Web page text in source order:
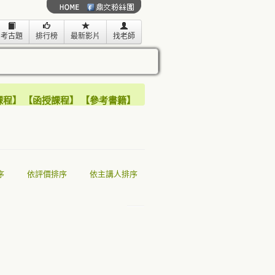
考古題 排行榜 最新影片 找老師
程】 【函授課程】 【參考書籍】
依評價排序 依主講人排序